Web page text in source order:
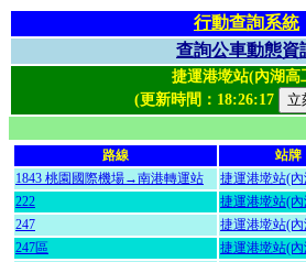
行動查詢系統
查詢公車動態資
捷運港墘站(內湖高
(更新時間： 18:26:17
路線 站牌
1843 桃園國際機場→南港轉運站
捷運港墘站(
222
捷運港墘站(
247
捷運港墘站(
247區
捷運港墘站(